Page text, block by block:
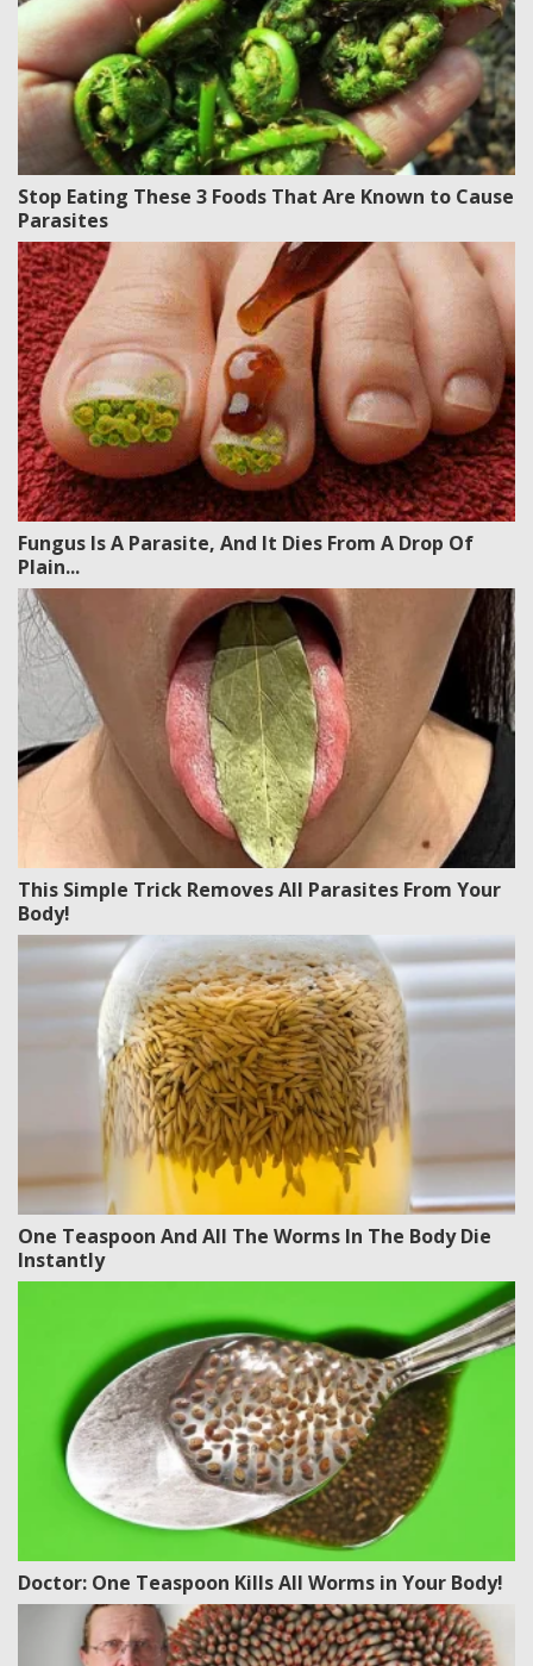
Stop Eating These 3 Foods That Are Known to Cause
Parasites
Fungus Is A Parasite, And It Dies From A Drop Of
Plain...
This Simple Trick Removes All Parasites From Your
Body!
One Teaspoon And All The Worms In The Body Die
Instantly
Doctor: One Teaspoon Kills All Worms in Your Body!